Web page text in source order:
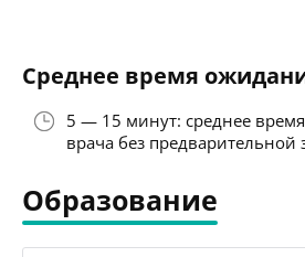
Среднее время
5 — 15 минут: среднее
врача без предварительной
Образование